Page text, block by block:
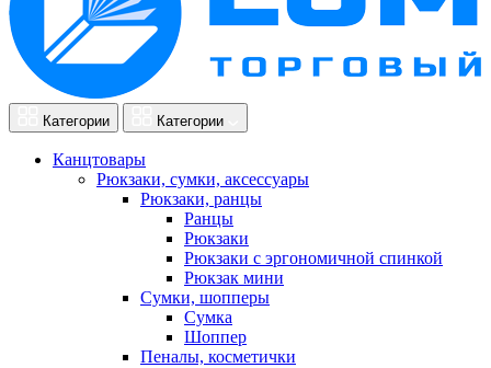
Категории Категории
Канцтовары
Рюкзаки, сумки, аксессуары
Рюкзаки, ранцы
Ранцы
Рюкзаки
Рюкзаки с эргономичной спинкой
Рюкзак мини
Сумки, шопперы
Сумка
Шоппер
Пеналы, косметички